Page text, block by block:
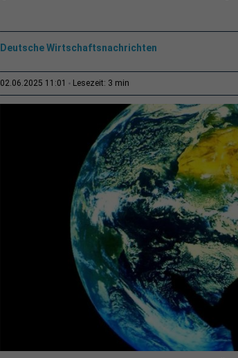
Deutsche Wirtschaftsnachrichten
02.06.2025 11:01 Lesezeit: 3 min